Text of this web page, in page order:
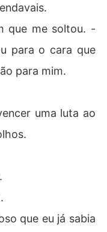
que me soltou. -
para o cara que
para mim.
uma luta ao
que eu já sabia